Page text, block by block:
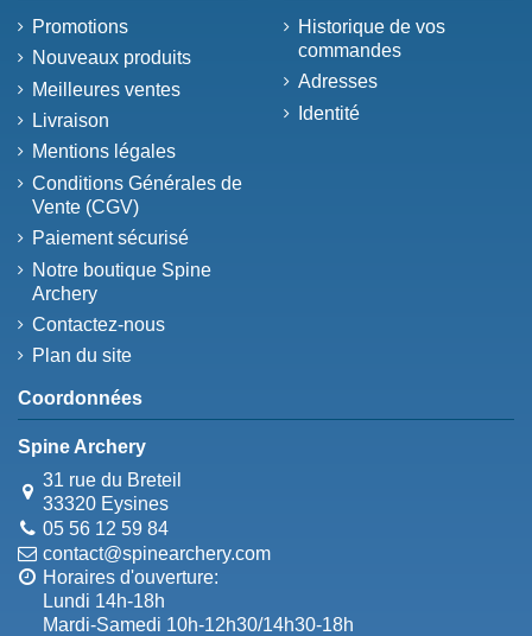
Promotions
Nouveaux produits
Meilleures ventes
Livraison
Mentions légales
Conditions Générales de
Vente (CGV)
Paiement sécurisé
Notre boutique Spine
Archery
Contactez-nous
Plan du site
Historique de vos
commandes
Adresses
Identité
Coordonnées
Spine Archery
31 rue du Breteil
33320 Eysines
05 56 12 59 84
contact@spinearchery.com
Horaires d'ouverture:
Lundi 14h-18h
Mardi-Samedi 10h-12h30/14h30-18h